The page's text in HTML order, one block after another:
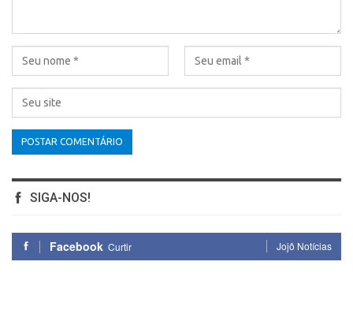
SIGA-NOS!
Facebook Curtir Jojô Notícias